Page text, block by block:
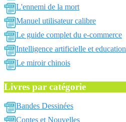
L'ennemi de la mort
Manuel utilisateur calibre
Le guide complet du e-commerce
Intelligence artificielle et education
Le miroir chinois
Livres par catégorie
Bandes Dessinées
Contes et Nouvelles